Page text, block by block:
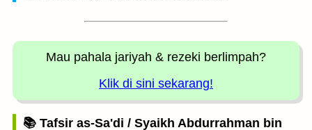
Mau pahala jariyah & rezeki berlimpah?
Klik di sini sekarang!
📚 Tafsir as-Sa'di / Syaikh Abdurrahman bin